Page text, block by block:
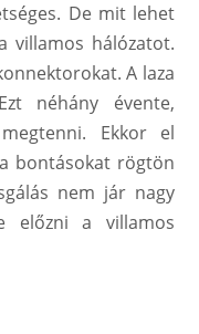
De mit lehet
villamos hálózatot.
A laza
néhány évente,
Ekkor el
bontásokat rögtön
nem jár nagy
előzni a villamos